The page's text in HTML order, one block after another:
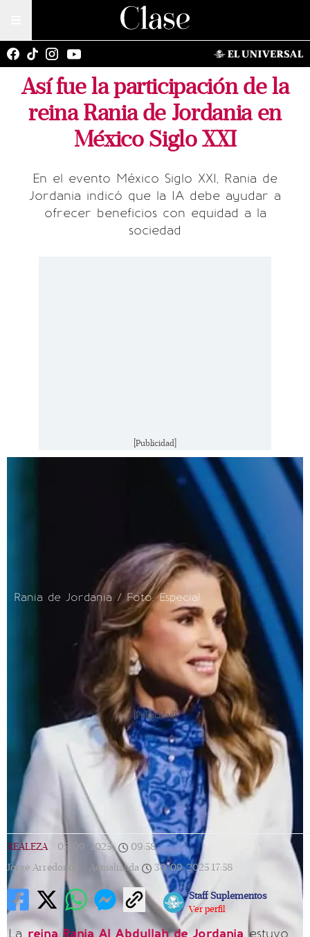
Así fue la participación de la
reina Rania de Jordania en
México Siglo XXI
En el evento México Siglo XXI, Rania de
Jordania indicó que la IA debe ayudar a
ofrecer beneficios con equidad a la
sociedad
[Publicidad]
Rania de Jordania / Foto: Especial
[Publicidad]
REALEZA 05/09/2025 | 09:58 |
Jorge Arredondo |
Actualizada 30/09/2025 17:58
Staff Suplementos
Ver perfil
La reina Rania Al Abdullah de Jordania estuvo